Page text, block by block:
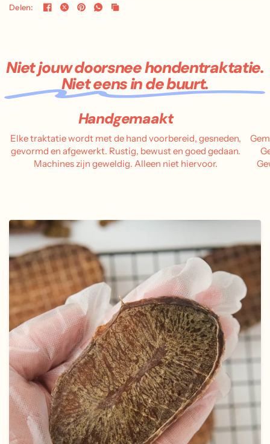
Delen:
Niet jouw doorsnee hondentraktatie.
Niet eens in de buurt.
Handgemaakt
Elke traktatie wordt met de hand voorbereid, gesneden,
gevormd en afgewerkt. Rustig, bewust en goed gedaan.
Machines zijn geweldig. Alleen niet hiervoor.